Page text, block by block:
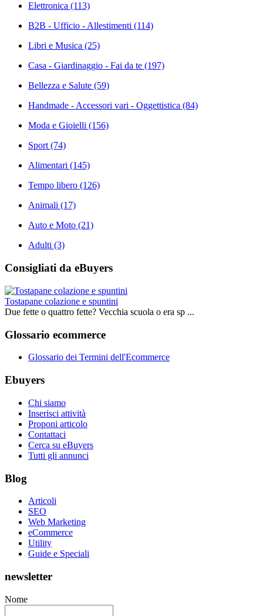
Elettronica (113)
B2B - Ufficio - Allestimenti (114)
Libri e Musica (25)
Casa - Giardinaggio - Fai da te (197)
Bellezza e Salute (59)
Handmade - Accessori vari - Oggettistica (84)
Moda e Gioielli (156)
Sport(74)
Alimentari (145)
Tempo libero (126)
Animali (17)
Auto e Moto (21)
Adulti (3)
Consigliati da eBuyers
Tostapane colazione e spuntini
Due fette o quattro fette? Vecchia scuola o era sp ...
Glossario ecommerce
Glossario dei Termini dell'Ecommerce
Ebuyers
Chi siamo
Inserisci attività
Proponi articolo
Contattaci
Cerca su eBuyers
Tutti gli annunci
Blog
Articoli
SEO
Web Marketing
eCommerce
Utility
Guide e Speciali
newsletter
Nome